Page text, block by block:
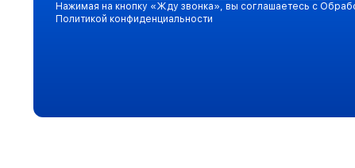
Нажимая на кнопку «Жду звонка», вы соглашаетесь с
Политикой конфиденциальности